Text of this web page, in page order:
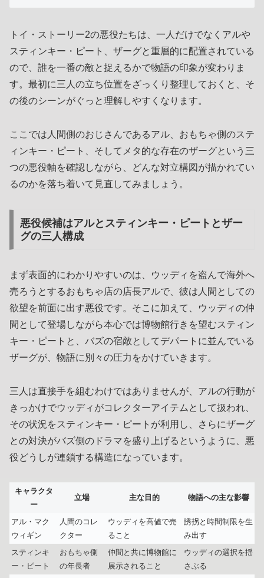
トイ・ストーリー2の悪役たちは、一人だけでなくアルや
スティンキー・ピート、ザーグと重層的に配置されている
ので、誰を一番の敵と捉えるかで物語の印象が変わりま
す。最初に三人の立ち位置をざっくり整理しておくと、そ
の後のシーンがぐっと理解しやすくなります。
ここでは人間側のおじさんであるアル、おもちゃ側のステ
ィンキー・ピート、そしてメタ的な存在のザーグという三
つの悪役軸を確認しながら、どんな対立構図が描かれてい
るのかを落ち着いて見直してみましょう。
悪役候補はアルとスティンキー・ピートとザー
グの三人構成
まず表面的にわかりやすいのは、ウッディを盗んで海外へ
売ろうとするおもちゃ店の店長アルで、彼は人間としての
欲望を前面に出す悪役です。そこに加えて、ウッディの仲
間として登場しながら本心では博物館行きを望むスティン
キー・ピートと、バズの宿敵としてデパートに並んでいる
ザーグが、物語に別々の圧力をかけていきます。
三人は直接手を組むわけではありませんが、アルの行動が
きっかけでウッディがコレクターアイテムとして扱われ、
その状況をスティンキー・ピートが利用し、さらにザーグ
との対決がバズ側のドラマを盛り上げるというように、悪
役どうしが連鎖する構造になっています。
キャラクタ
ー
立場 主な目的 物語への主な影響
アル・マク
ウィギン
人間のコレ
クター
ウッディを高値で売
ること
誘拐と時間制限を生
み出す
スティンキ
ー・ピート
おもちゃ側
の年長者
仲間と共に博物館に
展示されること
ウッディの選択を揺
さぶる